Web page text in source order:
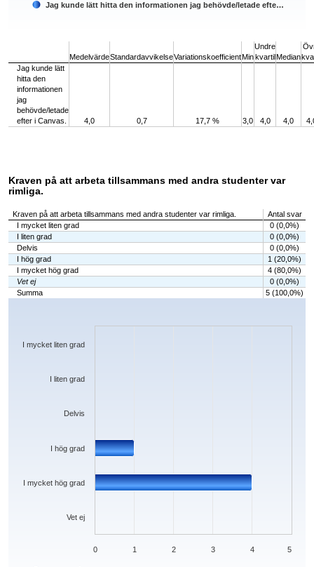
Jag kunde lätt hitta den informationen jag behövde/letade efte…
MedelvärdeStandardavvikelseVariationskoefficientMin
Undre
kvartilMedian
Jag kunde lätt
hitta den
informationen
jag
behövde/letade
efter i Canvas.
4,0 0,7 17,7 % 3,0 4,0 4,0
Kraven på att arbeta tillsammans med andra studenter var
rimliga.
Kraven på att arbeta tillsammans med andra studenter var rimliga.
Antal svar
I mycket liten grad
0 (0,0%)
I liten grad
0 (0,0%)
Delvis
0 (0,0%)
I hög grad
1 (20,0%)
I mycket hög grad
4 (80,0%)
Vet ej
0 (0,0%)
Summa
5 (100,0%)
Chart
The chart has 1 X axis displaying categories.
Vet ej
I mycket hög grad
I hög grad
Delvis
I liten grad
I mycket liten grad
0 1 2 3 4 5